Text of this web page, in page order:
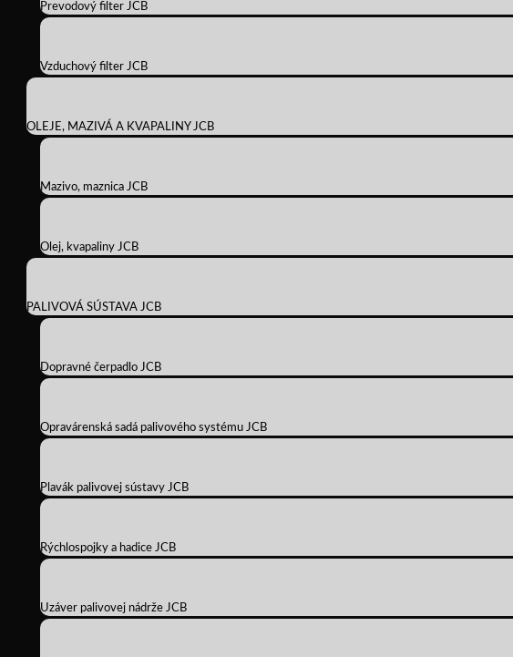
Prevodový filter JCB
Vzduchový filter JCB
OLEJE, MAZIVÁ A KVAPALINY JCB
Mazivo, maznica JCB
Olej, kvapaliny JCB
PALIVOVÁ SÚSTAVA JCB
Dopravné čerpadlo JCB
Opravárenská sadá palivového systému JCB
Plavák palivovej sústavy JCB
Rýchlospojky a hadice JCB
Uzáver palivovej nádrže JCB